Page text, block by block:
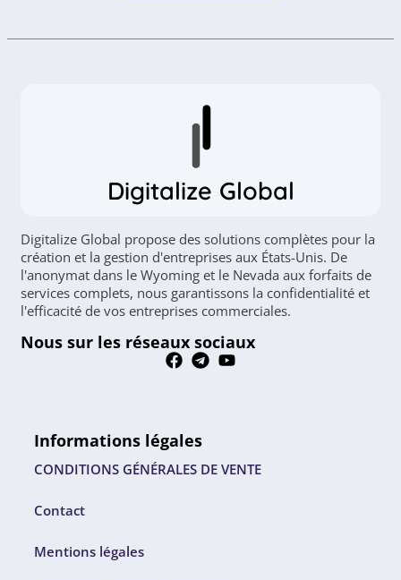
Digitalize Global
Digitalize Global propose des solutions complètes pour la
création et la gestion d'entreprises aux États-Unis. De
l'anonymat dans le Wyoming et le Nevada aux forfaits de
services complets, nous garantissons la confidentialité et
l'efficacité de vos entreprises commerciales.
Nous sur les réseaux sociaux
Informations légales
CONDITIONS GÉNÉRALES DE VENTE
Contact
Mentions légales